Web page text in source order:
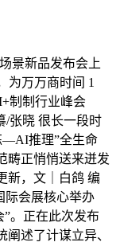
景新品发布会上
为万万商时间 1
制制行业峰会
/张晓 很长一段时
—AI推理”全生命
畴正悄悄送来迸发
，文｜白鸽 编
际会展核心举办
”。正在此次发布
述了计谋立异、